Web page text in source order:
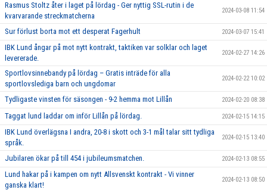
Rasmus Stoltz åter i laget på lördag - Ger nyttig SSL-rutin i de
kvarvarande streckmatcherna
2024-03-08 11:54
Sur förlust borta mot ett desperat Fagerhult 2024-03-07 15:41
IBK Lund ångar på mot nytt kontrakt, taktiken var solklar och laget
levererade.
2024-02-27 14:26
Sportlovsinnebandy på lördag – Gratis inträde för alla
sportlovslediga barn och ungdomar
2024-02-22 10:02
Tydligaste vinsten för säsongen - 9-2 hemma mot Lillån 2024-02-20 08:38
Taggat lund laddar om inför Lillån på lördag. 2024-02-15 14:15
IBK Lund överlägsna I andra, 20-8 i skott och 3-1 mål talar sitt tydliga
språk.
2024-02-15 13:40
Jubilaren ökar på till 454 i jubileumsmatchen. 2024-02-13 08:55
Lund hakar på i kampen om nytt Allsvenskt kontrakt - Vi vinner
ganska klart!
2024-02-13 08:50